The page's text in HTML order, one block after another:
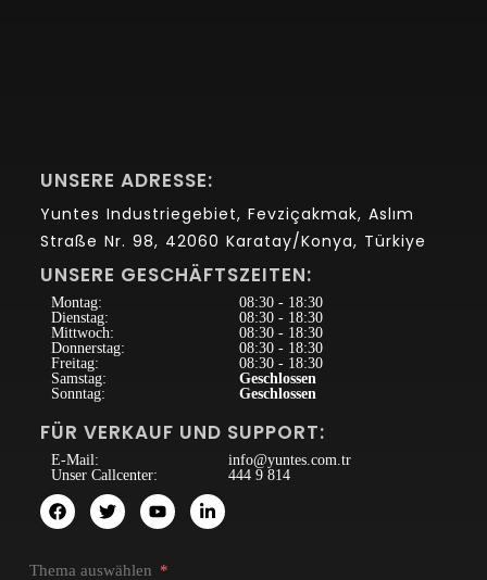
UNSERE ADRESSE:
Yuntes Industriegebiet, Fevziçakmak, Aslım
Straße Nr. 98, 42060 Karatay/Konya, Türkiye
UNSERE GESCHÄFTSZEITEN:
Montag:
Dienstag:
Mittwoch:
Donnerstag:
Freitag:
Samstag:
Sonntag:
08:30 - 18:30
08:30 - 18:30
08:30 - 18:30
08:30 - 18:30
08:30 - 18:30
Geschlossen
Geschlossen
FÜR VERKAUF UND SUPPORT:
E-Mail:
Unser Callcenter:
info@yuntes.com.tr
444 9 814
Thema auswählen